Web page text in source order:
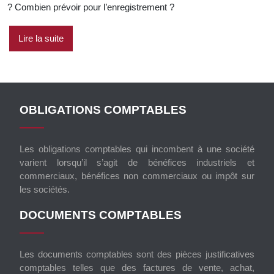
? Combien prévoir pour l’enregistrement ?
Lire la suite
OBLIGATIONS COMPTABLES
Les obligations comptables qui incombent à une société
varient lorsqu’il s’agit de bénéfices industriels et
commerciaux, bénéfices non commerciaux ou impôt sur
les sociétés.
DOCUMENTS COMPTABLES
Les documents comptables sont des pièces justificatives
comptables telles que des factures de vente, achat,